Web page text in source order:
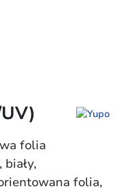
folia
folia,